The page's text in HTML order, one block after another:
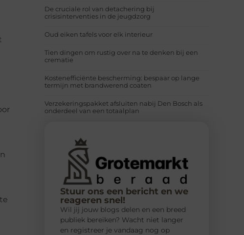
De cruciale rol van detachering bij
crisisinterventies in de jeugdzorg
Oud eiken tafels voor elk interieur
Tien dingen om rustig over na te denken bij een
crematie
Kostenefficiënte bescherming: bespaar op lange
termijn met brandwerend coaten
Verzekeringspakket afsluiten nabij Den Bosch als
onderdeel van een totaalplan
Stuur ons een bericht en we
reageren snel!
Wil jij jouw blogs delen en een breed
publiek bereiken? Wacht niet langer
en registreer je vandaag nog op